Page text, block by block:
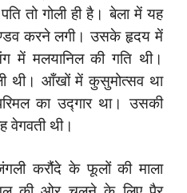
तो गोली ही है। बेला में यह
करने लगी। उसके हृदय में
में मलयानिल की गति थी।
थी। आँखों में कुसुमोत्सव था
का उद्गार था। उसकी
वेगवती थी।
करौंदे के फूलों की माला